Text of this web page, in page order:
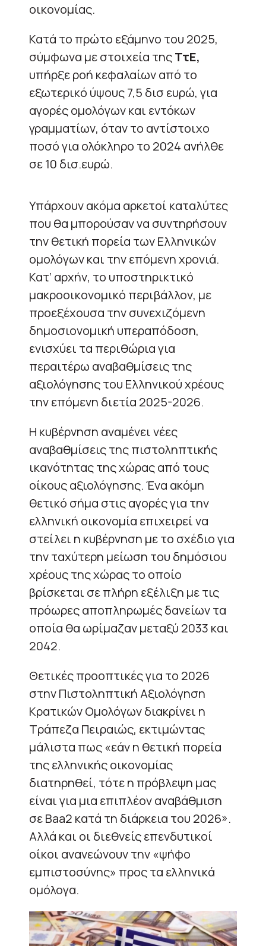
οικονομίας.
Κατά το πρώτο εξάμηνο του 2025,
σύμφωνα με στοιχεία τηςΤτΕ,
υπήρξε ροή κεφαλαίων από το
εξωτερικό ύψους 7,5 δισ ευρώ, για
αγορές ομολόγων και εντόκων
γραμματίων, όταν το αντίστοιχο
ποσό για ολόκληρο το 2024 ανήλθε
σε 10 δισ.ευρώ.
Υπάρχουν ακόμα αρκετοί καταλύτες
που θα μπορούσαν να συντηρήσουν
την θετική πορεία των Ελληνικών
ομολόγων και την επόμενη χρονιά.
Κατ’ αρχήν, το υποστηρικτικό
μακροοικονομικό περιβάλλον, με
προεξέχουσα την συνεχιζόμενη
δημοσιονομική υπεραπόδοση,
ενισχύει τα περιθώρια για
περαιτέρω αναβαθμίσεις της
αξιολόγησης του Ελληνικού χρέους
την επόμενη διετία 2025-2026.
Η κυβέρνηση αναμένει νέες
αναβαθμίσεις της πιστοληπτικής
ικανότητας της χώρας από τους
οίκους αξιολόγησης. Ένα ακόμη
θετικό σήμα στις αγορές για την
ελληνική οικονομία επιχειρεί να
στείλει η κυβέρνηση με το σχέδιο για
την ταχύτερη μείωση του δημόσιου
χρέους της χώρας το οποίο
βρίσκεται σε πλήρη εξέλιξη με τις
πρόωρες αποπληρωμές δανείων τα
οποία θα ωρίμαζαν μεταξύ 2033 και
2042.
Θετικές προοπτικές για το 2026
στην Πιστοληπτική Αξιολόγηση
Κρατικών Ομολόγων διακρίνει η
Τράπεζα Πειραιώς, εκτιμώντας
μάλιστα πως «εάν η θετική πορεία
της ελληνικής οικονομίας
διατηρηθεί, τότε η πρόβλεψη μας
είναι για μια επιπλέον αναβάθμιση
σε Baa2 κατά τη διάρκεια του 2026».
Αλλά και οι διεθνείς επενδυτικοί
οίκοι ανανεώνουν την «ψήφο
εμπιστοσύνης» προς τα ελληνικά
ομόλογα.